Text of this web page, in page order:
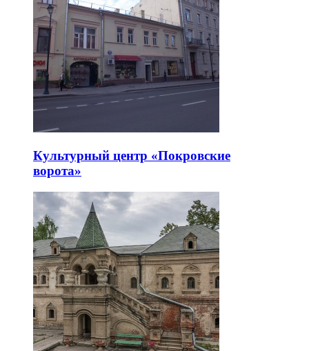
Культурный центр «Покровские
ворота»